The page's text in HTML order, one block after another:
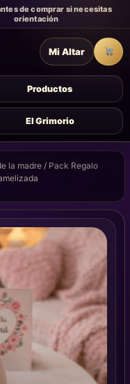
de comprar si necesitas
orientación
Productos
El Grimorio
Mi Altar
la madre / Pack Regalo